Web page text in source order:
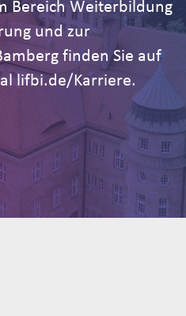
Bereich Weiterbildung
und zur
finden Sie auf
lifbi.de/Karriere.